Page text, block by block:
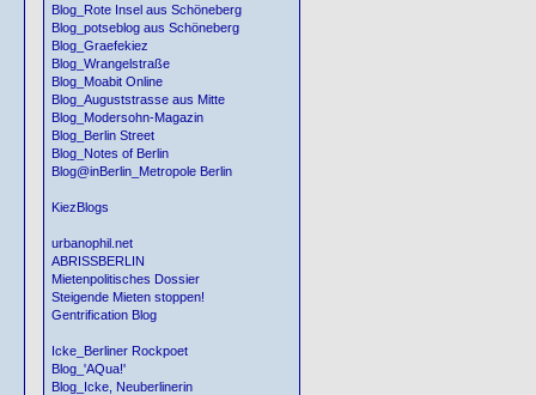
Blog_Rote Insel aus Schöneberg
Blog_potseblog aus Schöneberg
Blog_Graefekiez
Blog_Wrangelstraße
Blog_Moabit Online
Blog_Auguststrasse aus Mitte
Blog_Modersohn-Magazin
Blog_Berlin Street
Blog_Notes of Berlin
Blog@inBerlin_Metropole Berlin
KiezBlogs
urbanophil.net
ABRISSBERLIN
Mietenpolitisches Dossier
Steigende Mieten stoppen!
Gentrification Blog
Icke_Berliner Rockpoet
Blog_'AQua!'
Blog_Icke, Neuberlinerin